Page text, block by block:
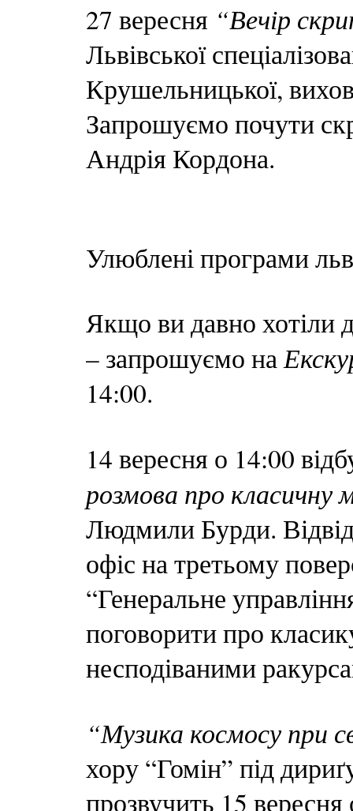
27 вересня “Вечір
Львівської
Крушельницької,
Запрошуємо почути
Андрія Кордона.
Улюблені програми
Якщо ви давно хотіли
– запрошуємо на
14:00.
14 вересня о 14:00
розмова про класичну
Людмили Бурди.
офіс на третьому
“Генеральне
поговорити про
несподіваними
“Музика космосу при
хору “Гомін” під
прозвучить 15